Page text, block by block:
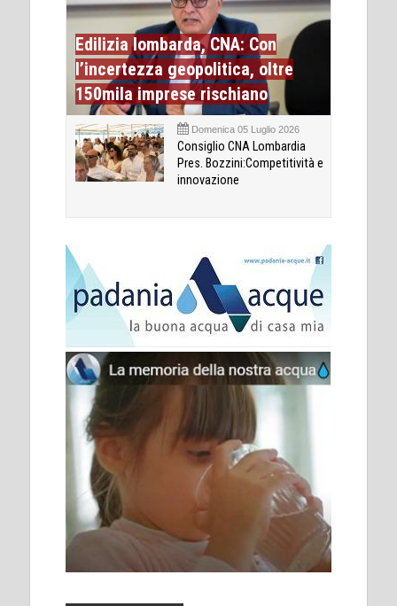
Edilizia lombarda, CNA: Con
l’incertezza geopolitica, oltre
150mila imprese rischiano
Domenica 05 Luglio 2026
Consiglio CNA Lombardia
Pres. Bozzini:Competitività e
innovazione